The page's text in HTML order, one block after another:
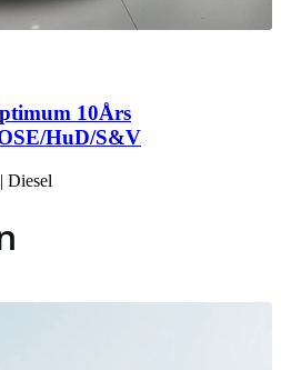
10Års
HuD/S&V
| Diesel